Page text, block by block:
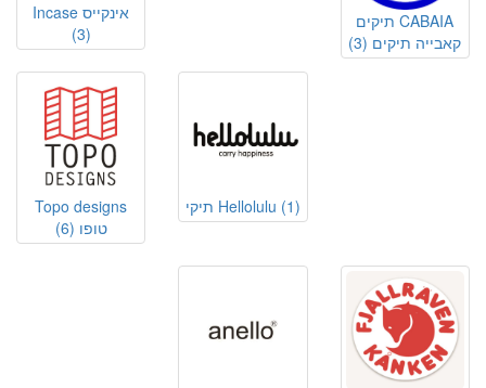
תיקים CABAIA
קאבייה תיקים (3)
Incase אינקייס
(3)
תיקי Hellolulu (1)
Topo designs
טופו (6)